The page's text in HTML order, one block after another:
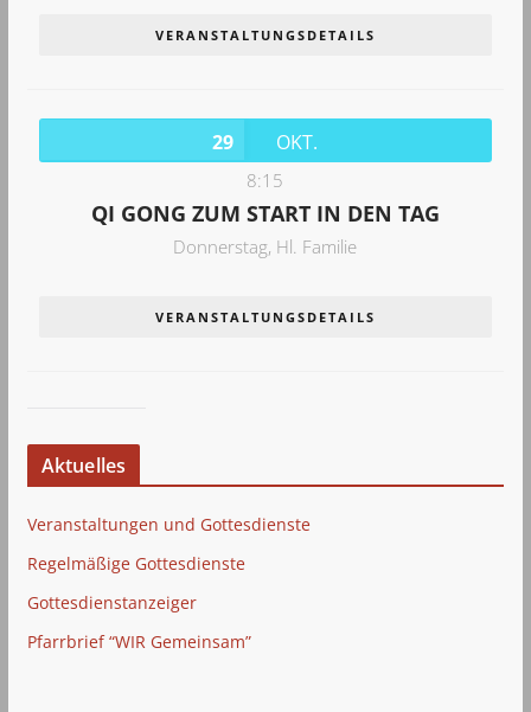
VERANSTALTUNGSDETAILS
29 OKT.
8:15
QI GONG ZUM START IN DEN TAG
Donnerstag, Hl. Familie
VERANSTALTUNGSDETAILS
Aktuelles
Veranstaltungen und Gottesdienste
Regelmäßige Gottesdienste
Gottesdienstanzeiger
Pfarrbrief “WIR Gemeinsam”